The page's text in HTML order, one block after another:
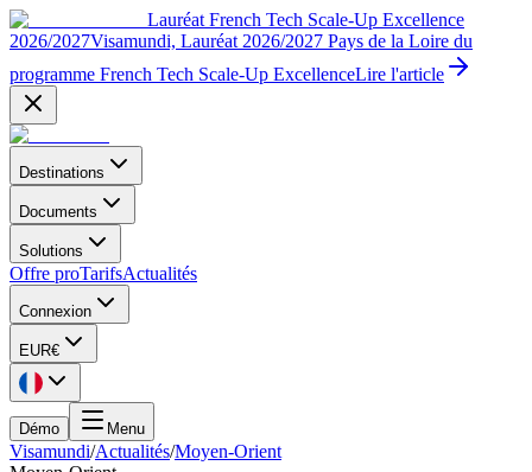
Lauréat French Tech Scale-Up Excellence
2026/2027Visamundi, Lauréat 2026/2027 Pays de la Loire du
programme French Tech Scale-Up ExcellenceLire l'article
Destinations
Documents
Solutions
Offre proTarifsActualités
Connexion
EUR€
Démo Menu
Visamundi/Actualités/Moyen-Orient